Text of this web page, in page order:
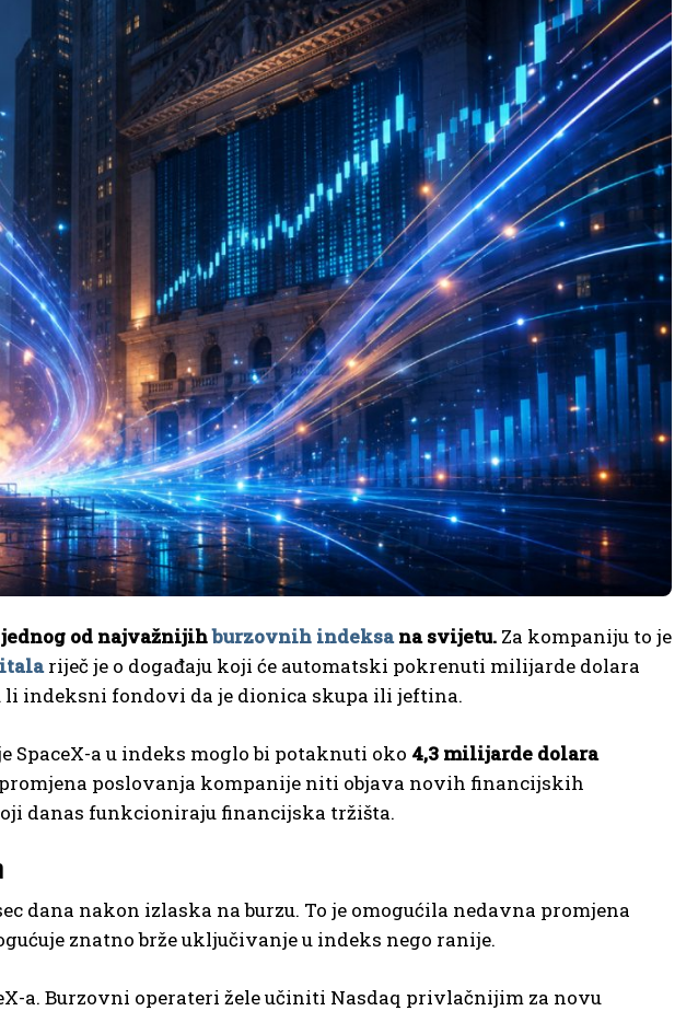
jednog od najvažnijihburzovnih indeksana svijetu. Za kompaniju to je
riječ je o događaju koji će automatski pokrenuti milijarde dolara
li indeksni fondovi da je dionica skupa ili jeftina.
SpaceX-a u indeks moglo bi potaknuti oko 4,3 milijarde dolara
poslovanja kompanije niti objava novih financijskih
danas funkcioniraju financijska tržišta.
dana nakon izlaska na burzu. To je omogućila nedavna promjena
znatno brže uključivanje u indeks nego ranije.
a. Burzovni operateri žele učiniti Nasdaq privlačnijim za novu